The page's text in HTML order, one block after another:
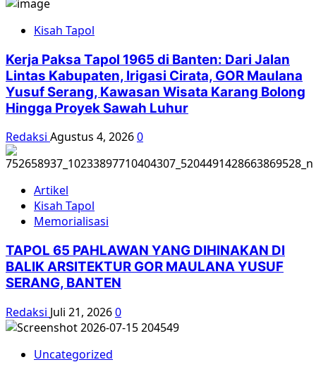
Kisah Tapol
Kerja Paksa Tapol 1965 di Banten: Dari Jalan
Lintas Kabupaten, Irigasi Cirata, GOR Maulana
Yusuf Serang, Kawasan Wisata Karang Bolong
Hingga Proyek Sawah Luhur
Redaksi Agustus 4, 20260
Artikel
Kisah Tapol
Memorialisasi
TAPOL 65 PAHLAWAN YANG DIHINAKAN DI
BALIK ARSITEKTUR GOR MAULANA YUSUF
SERANG, BANTEN
Redaksi Juli 21, 20260
Uncategorized